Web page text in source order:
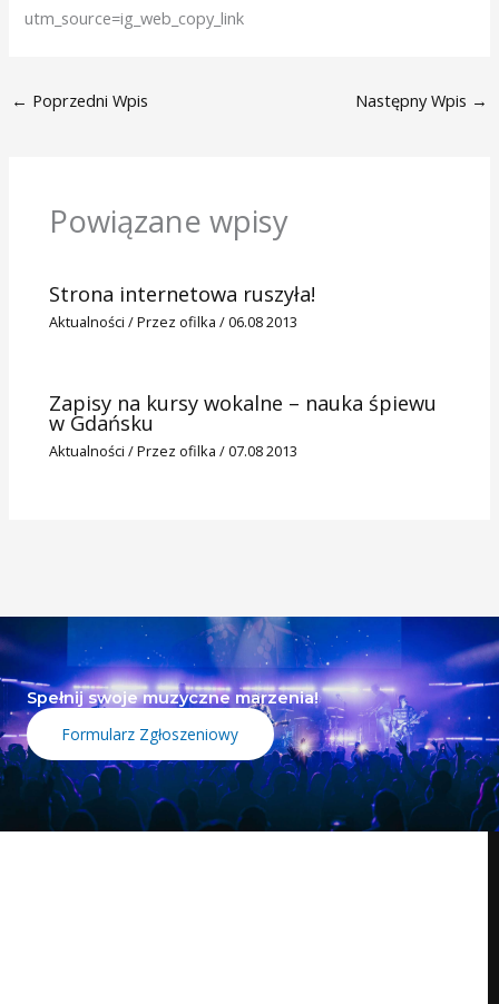
utm_source=ig_web_copy_link
← Poprzedni Wpis Następny Wpis →
Powiązane wpisy
Strona internetowa ruszyła!
Aktualności / Przez ofilka/06.08 2013
Zapisy na kursy wokalne – nauka śpiewu
w Gdańsku
Aktualności / Przez ofilka/07.08 2013
Spełnij swoje muzyczne marzenia!
Formularz Zgłoszeniowy